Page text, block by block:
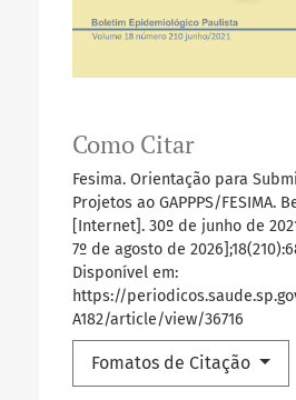
Como Citar
Fesima. Orientação para
Projetos ao GAPPPS/FESIMA.
[Internet]. 30º de junho de
7º de agosto de
Disponível em:
https://
A182/article/view/36716
Fomatos de Citação